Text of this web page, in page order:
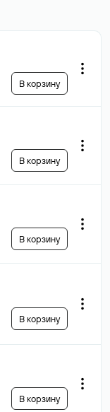
В корзину
В корзину
В корзину
В корзину
В корзину